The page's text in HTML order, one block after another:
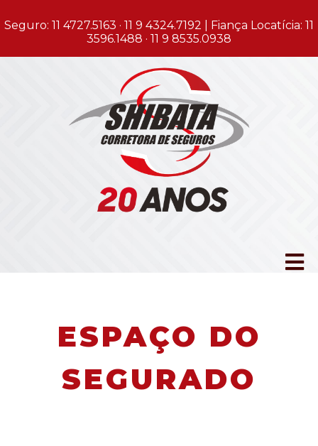
Seguro: 11 4727.5163 · 11 9 4324.7192 | Fiança Locatícia: 11
3596.1488 · 11 9 8535.0938
ESPAÇO DO
SEGURADO